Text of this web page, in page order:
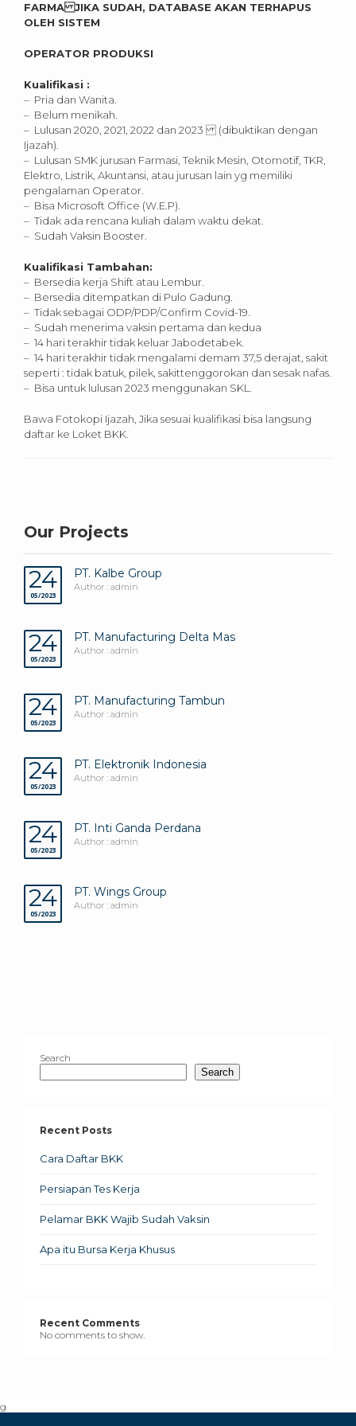
FARMA JIKA SUDAH, DATABASE AKAN TERHAPUS
OLEH SISTEM
OPERATOR PRODUKSI
Kualifikasi :
– Pria dan Wanita.
– Belum menikah.
– Lulusan 2020, 2021, 2022 dan 2023 (dibuktikan dengan
Ijazah).
– Lulusan SMK jurusan Farmasi, Teknik Mesin, Otomotif, TKR,
Elektro, Listrik, Akuntansi, atau jurusan lain yg memiliki
pengalaman Operator.
– Bisa Microsoft Office (W.E.P).
– Tidak ada rencana kuliah dalam waktu dekat.
– Sudah Vaksin Booster.
Kualifikasi Tambahan:
– Bersedia kerja Shift atau Lembur.
– Bersedia ditempatkan di Pulo Gadung.
– Tidak sebagai ODP/PDP/Confirm Covid-19.
– Sudah menerima vaksin pertama dan kedua
– 14 hari terakhir tidak keluar Jabodetabek.
– 14 hari terakhir tidak mengalami demam 37,5 derajat, sakit
seperti : tidak batuk, pilek, sakittenggorokan dan sesak nafas.
– Bisa untuk lulusan 2023 menggunakan SKL.
Bawa Fotokopi Ijazah, Jika sesuai kualifikasi bisa langsung
daftar ke Loket BKK.
Our Projects
24
05/2023
PT. Kalbe Group
Author : admin
24
05/2023
PT. Manufacturing Delta Mas
Author : admin
24
05/2023
PT. Manufacturing Tambun
Author : admin
24
05/2023
PT. Elektronik Indonesia
Author : admin
24
05/2023
PT. Inti Ganda Perdana
Author : admin
24
05/2023
PT. Wings Group
Author : admin
Search
Search
Recent Posts
Cara Daftar BKK
Persiapan Tes Kerja
Pelamar BKK Wajib Sudah Vaksin
Apa itu Bursa Kerja Khusus
Recent Comments
No comments to show.
g